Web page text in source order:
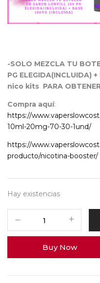
-SOLO MEZCLA TU
PG ELEGIDA(INCLUIDA)
nico kits PARA
Compra aquí:
https://
10ml-20mg-70-30-1und/
https://
producto/nicotina-booster/
Hay existencias
Buy Now